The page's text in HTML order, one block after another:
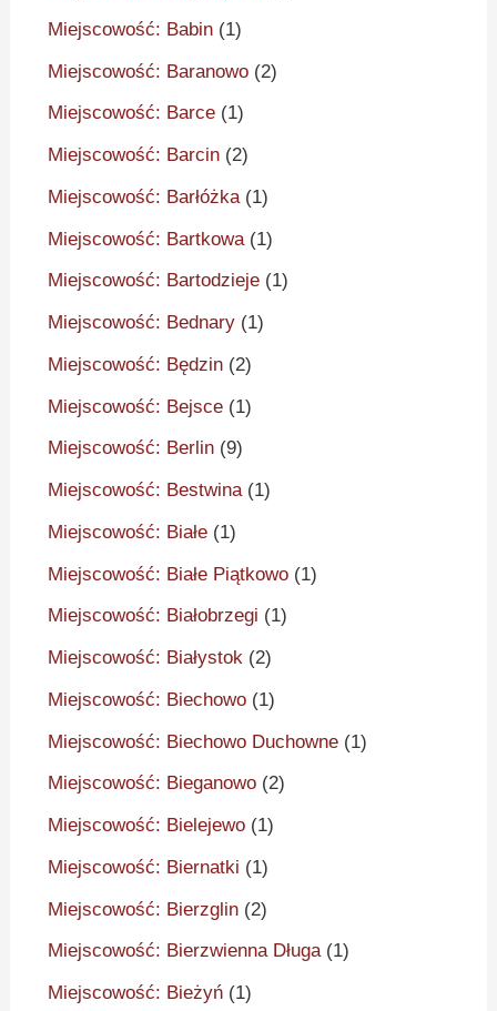
Miejscowość: Babin (1)
Miejscowość: Baranowo (2)
Miejscowość: Barce (1)
Miejscowość: Barcin (2)
Miejscowość: Barłóżka(1)
Miejscowość: Bartkowa (1)
Miejscowość: Bartodzieje (1)
Miejscowość: Bednary (1)
Miejscowość: Będzin (2)
Miejscowość: Bejsce (1)
Miejscowość: Berlin (9)
Miejscowość: Bestwina(1)
Miejscowość: Białe (1)
Miejscowość: Białe Piątkowo (1)
Miejscowość: Białobrzegi (1)
Miejscowość: Białystok (2)
Miejscowość: Biechowo (1)
Miejscowość: Biechowo Duchowne (1)
Miejscowość: Bieganowo (2)
Miejscowość: Bielejewo (1)
Miejscowość: Biernatki (1)
Miejscowość: Bierzglin (2)
Miejscowość: Bierzwienna Długa(1)
Miejscowość: Bieżyń (1)